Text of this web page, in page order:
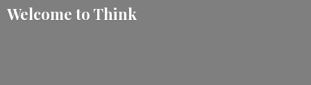
Welcome to Think